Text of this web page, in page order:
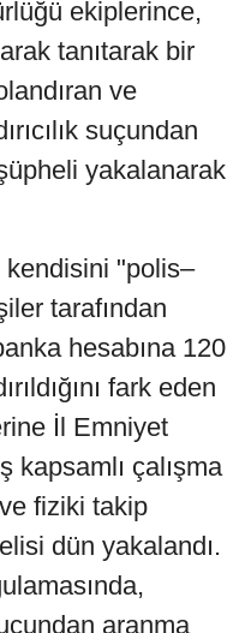
ekiplerince,
tanıtarak bir
ve
suçundan
yakalanarak
kendisini "polis–
tarafından
hesabına 120
fark eden
İl Emniyet
kapsamlı çalışma
fiziki takip
dün yakalandı.
aranma